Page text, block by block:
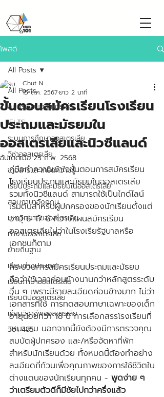
โพสต์
All Posts
สมัครเรียนออสเตรเลีย
IELTS
ระบบการศึกษาออสเตรเลีย
วีซ่าออสเตรเลีย
ข่าวสารและเกร็ดความรู้
เรียนประถมและมัธยมในออสเตรเลีย
สอบภาษาอังกฤษ
มหาวิทยาลัยออสเตรเลีย
ทำงานออสเตรเลีย
ย้ายถิ่นฐาน
เรียนต่างประเทศ
เรียนภาษาออสเตรเลีย
เรียนดิปออสเตรเลีย
เรียนวิชาชีพออสเตรเลีย
วีซ่า 485
All Posts
ขั้นตอนสมัครเรียนโรงเรียน
ประถมและมัธยมใน
ออสเตรเลียและนิวซีแลนด์
Chut N
15 ต.ค. 2567ยาว 2 นาที
อัปเดตเมื่อ25 ก.พ. 2568
คู่มือทำความเข้าใจขั้นตอนการสมัครเรียน
โรงเรียนประถมและมัธยมในออสเตรเลีย
รวมทั้งนิวซีแลนด์ สามารถใช้เป็นไกด์ไลน์
เริ่มต้นสำหรับผู้ปกครองของนักเรียนตั้งแต่
อายุ 6-17 ปี ที่วางแผนสมัครเรียน
ออสเตรเลียไม่ว่าในโรงเรียรัฐบาลหรือ
เอกชนก็ตาม
กระบวนการสมัครเรียนประถมและมัธยม
ถือว่าใช้เวลาค่อนข้างนานกว่าหลักสูตรระดับ
อื่น ๆ เพราะมีรายละเอียดค่อนข้างมาก ไม่ว่า
เอกสารที่ใช้ การทดสอบภาษาเฉพาะของเด็ก
อายุน้อยกว่า 18 ปี การเลือกสรรโรงเรียนที่
เหมาะสม นอกจากนี้ยังต้องมีการตรวจคุณ
สมบัตผู้ปกครอง และ/หรือจัดหาที่พัก
สำหรับนักเรียนด้วย ทั้งหมดนี้ต้องทำอย่าง
ละเอียดถี่ถ้วนเพื่อคุณภาพของการใช้ชีวิตใน
ต่างแดนของนักเรียนทุกคน - พูดง่าย ๆ
ว่าเตรียมตัวดีก็มีชัยไปกว่าครึ่งแล้ว